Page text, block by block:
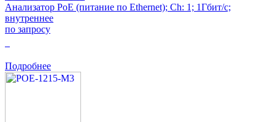
Анализатор PoE (питание по Ethernet); Ch: 1; 1Гбит/с;
внутреннеe
по запросу
Подробнее